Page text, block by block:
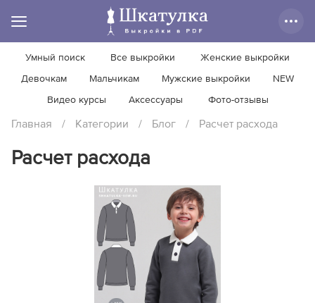
Умный поиск Все выкройки Женские выкройки
Девочкам Мальчикам Мужские выкройки NEW
Видео курсы Аксессуары Фото-отзывы
Главная / Категории / Блог / Расчет расхода
Расчет расхода